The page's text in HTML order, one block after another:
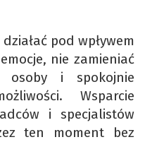
pod wpływem
nie zamieniać
osoby i spokojnie
Wsparcie
i specjalistów
ten moment bez